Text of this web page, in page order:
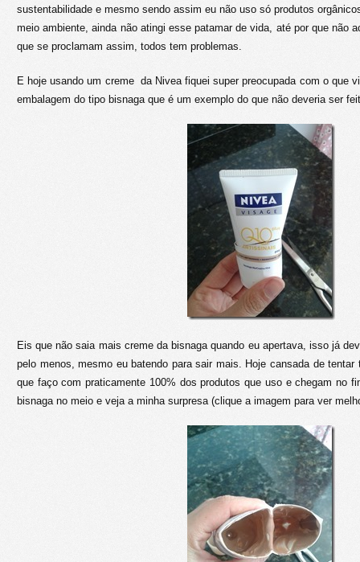
sustentabilidade e mesmo sendo assim eu não uso só produtos
meio ambiente, ainda não atingi esse patamar de vida, até por que não
que se proclamam assim, todos tem problemas.
E hoje usando um creme da Nivea fiquei super preocupada com o que
embalagem do tipo bisnaga que é um exemplo do que não deveria ser
Eis que não saia mais creme da bisnaga quando eu apertava, isso já
pelo menos, mesmo eu batendo para sair mais. Hoje cansada de
que faço com praticamente 100% dos produtos que uso e chegam no
bisnaga no meio e veja a minha surpresa (clique a imagem para ver